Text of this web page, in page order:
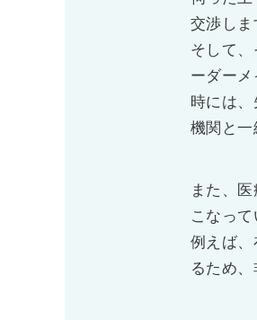
交渉しま
そして
ーダーメ
時には
機関と一
また、
こなって
例えば、
るため